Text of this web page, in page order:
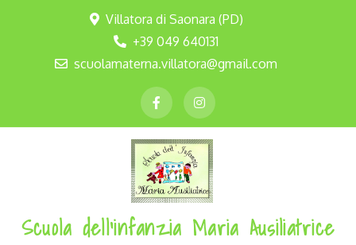
Villatora di Saonara (PD)
+39 049 640131
scuolamaterna.villatora@gmail.com
Scuola dell'infanzia Maria Ausiliatrice